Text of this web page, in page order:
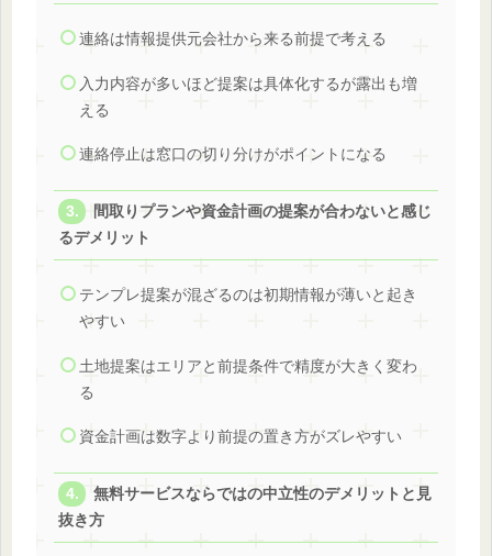
連絡は情報提供元会社から来る前提で考える
入力内容が多いほど提案は具体化するが露出も増
える
連絡停止は窓口の切り分けがポイントになる
間取りプランや資金計画の提案が合わないと感じ
るデメリット
テンプレ提案が混ざるのは初期情報が薄いと起き
やすい
土地提案はエリアと前提条件で精度が大きく変わ
る
資金計画は数字より前提の置き方がズレやすい
無料サービスならではの中立性のデメリットと見
抜き方